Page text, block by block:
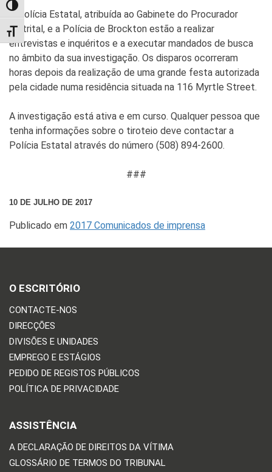
TOGGLE HIGH CONTRAST
TOGGLE FONT SIZE
A Polícia Estatal, atribuída ao Gabinete do Procurador
Distrital, e a Polícia de Brockton estão a realizar
entrevistas e inquéritos e a executar mandados de busca
no âmbito da sua investigação. Os disparos ocorreram
horas depois da realização de uma grande festa autorizada
pela cidade numa residência situada na 116 Myrtle Street.
A investigação está ativa e em curso. Qualquer pessoa que
tenha informações sobre o tiroteio deve contactar a
Polícia Estatal através do número (508) 894-2600.
###
10 DE JULHO DE 2017
Publicado em 2017 Comunicados de imprensa
O ESCRITÓRIO
CONTACTE-NOS
DIRECÇÕES
DIVISÕES E UNIDADES
EMPREGO E ESTÁGIOS
PEDIDO DE REGISTOS PÚBLICOS
POLÍTICA DE PRIVACIDADE
ASSISTÊNCIA
A DECLARAÇÃO DE DIREITOS DA VÍTIMA
GLOSSÁRIO DE TERMOS DO TRIBUNAL